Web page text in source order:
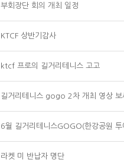
부회장단 회의 개최 일정
KTCF 상반기감사
ktcf 프로의 길거리테니스 고고
길거리테니스 gogo 2차 개최 영상 보
6월 길거리테니스GOGO(한강공원 투
라켓 미 반납자 명단